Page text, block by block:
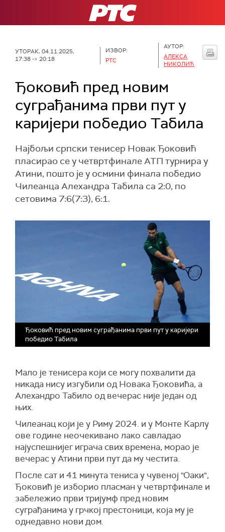
РТС
УТОРАК, 04.11.2025,
17:38 -> 20:18
ИЗВОР:
РТС
АУТОР:
АЛЕКСА
НИКОЛИЋ
Ђоковић пред новим
суграђанима први пут у
каријери победио Табила
Најбољи српски тенисер Новак Ђоковић
пласирао се у четвртфинале АТП турнира у
Атини, пошто је у осмини финала победио
Чилеанца Алехандра Табила са 2:0, по
сетовима 7:6(7:3), 6:1.
Ђоковић пред новим суграђанима први пут у каријери
победио Табила
Мало је тенисера који се могу похвалити да
никада нису изгубили од Новака Ђоковића, а
Алехандро Табило од вечерас није један од
њих.
Чилеанац који је у Риму 2024. и у Монте Карлу
ове године неочекивано лако савладао
најуспешнијег играча свих времена, морао је
вечерас у Атини први пут да му честита.
После сат и 41 минута тениса у чувеној "Оаки",
Ђоковић је изборио пласман у четвртфинале и
забележио први тријумф пред новим
суграђанима у грчкој престоници, која му је
однедавно нови дом.